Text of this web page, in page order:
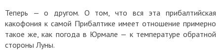
Теперь — о другом. О том, что вся эта прибалтийская
какофония к самой Прибалтике имеет отношение примерно
такое же, как погода в Юрмале — к температуре обратной
стороны Луны.